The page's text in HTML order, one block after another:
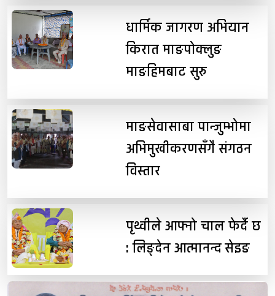
धार्मिक जागरण अभियान
किरात माङपोक्लुङ
माङहिमबाट सुरु
माङसेवासाबा पान्जुम्भोमा
अभिमुखीकरणसँगै संगठन
विस्तार
पृथ्वीले आफ्नो चाल फेर्दै छ
: लिङ्देन आत्मानन्द सेइङ